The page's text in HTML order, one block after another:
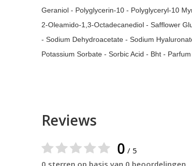
Geraniol - Polyglycerin-10 - Polyglyceryl-10
2-Oleamido-1,3-Octadecanediol - Safflower
- Sodium Dehydroacetate - Sodium
Potassium Sorbate - Sorbic Acid - Bht -
Reviews
0 / 5
0 sterren op basis van 0 beoordelingen